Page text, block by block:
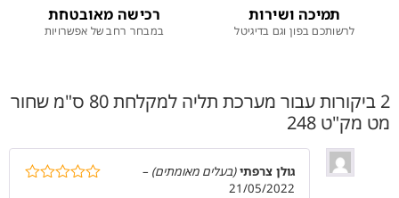
תמיכה ושירות
לרשותכם בפון וגם בדיגיטל
רכישה מאובטחת
במבחר רחב של אפשרויות
2 ביקורות עבור
מערכת תליה למקלחת 80 ס"מ שחור
מט מק"ט 248
גולן צרפתי(בעלים מאומתים) –
21/05/2022